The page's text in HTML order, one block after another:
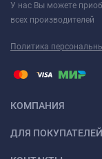
У нас Вы можете
всех производителей
Политика
КОМПАНИЯ
ДЛЯ ПОКУПАТЕЛЕЙ